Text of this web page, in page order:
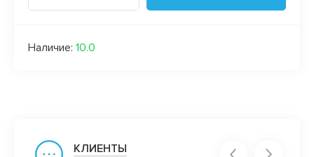
Наличие: 10.0
КЛИЕНТЫ